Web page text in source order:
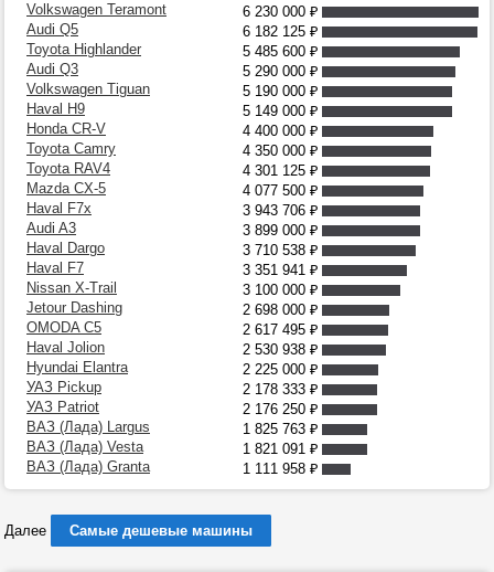
Volkswagen Teramont 6 230 000 ₽
Audi Q5
6 182 125 ₽
Toyota Highlander
5 485 600 ₽
Audi Q3
5 290 000 ₽
Volkswagen Tiguan
5 190 000 ₽
Haval H9
5 149 000 ₽
Honda CR-V
4 400 000 ₽
Toyota Camry
4 350 000 ₽
Toyota RAV4
4 301 125 ₽
Mazda CX-5
4 077 500 ₽
Haval F7x
3 943 706 ₽
Audi A3
3 899 000 ₽
Haval Dargo
3 710 538 ₽
Haval F7
3 351 941 ₽
Nissan X-Trail
3 100 000 ₽
Jetour Dashing
2 698 000 ₽
OMODA C5
2 617 495 ₽
Haval Jolion
2 530 938 ₽
Hyundai Elantra
2 225 000 ₽
УАЗ Pickup
2 178 333 ₽
УАЗ Patriot
2 176 250 ₽
ВАЗ (Лада) Largus
1 825 763 ₽
ВАЗ (Лада) Vesta
1 821 091 ₽
ВАЗ (Лада) Granta
1 111 958 ₽
Далее Самые дешевые машины